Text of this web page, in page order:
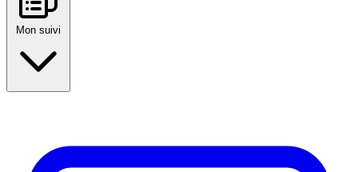
Mon suivi